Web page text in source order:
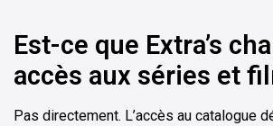
Est-ce que Extra’s
accès aux séries et
Pas directement. L’accès au catalogue